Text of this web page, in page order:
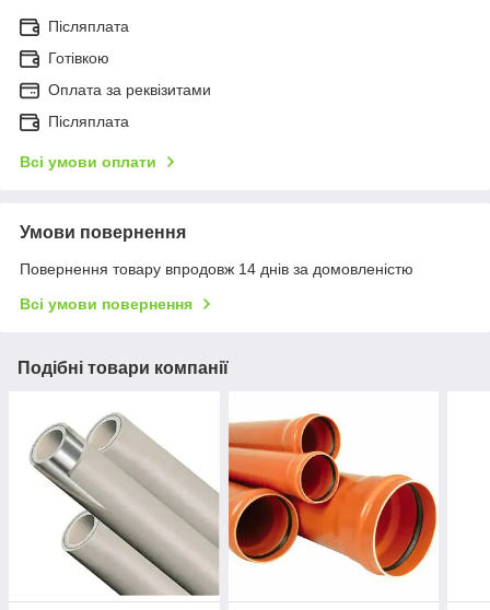
Післяплата
Готівкою
Оплата за реквізитами
Післяплата
Всі умови оплати
Умови повернення
Повернення товару впродовж 14 днів за домовленістю
Всі умови повернення
Подібні товари компанії